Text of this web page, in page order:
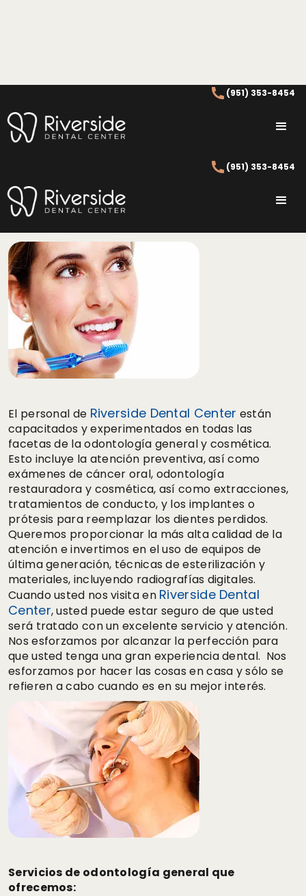
(951) 353-8454
(951) 353-8454
Odontología General
Odontología General
El personal de Riverside Dental Center están
capacitados y experimentados en todas las
facetas de la odontología general y cosmética.
Esto incluye la atención preventiva, así como
exámenes de cáncer oral, odontología
restauradora y cosmética, así como extracciones,
tratamientos de conducto, y los implantes o
prótesis para reemplazar los dientes perdidos.
Queremos proporcionar la más alta calidad de la
atención e invertimos en el uso de equipos de
última generación, técnicas de esterilización y
materiales, incluyendo radiografías digitales.
Cuando usted nos visita en Riverside Dental
Center, usted puede estar seguro de que usted
será tratado con un excelente servicio y atención.
Nos esforzamos por alcanzar la perfección para
que usted tenga una gran experiencia dental. Nos
esforzamos por hacer las cosas en casa y sólo se
refieren a cabo cuando es en su mejor interés.
Servicios de odontología general que
ofrecemos: